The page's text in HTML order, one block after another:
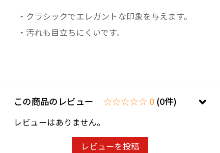
・クラシックでエレガントな印象を与えます。
・汚れも目立ちにくいです。
この商品のレビュー ☆☆☆☆☆ 0 (0件)
レビューはありません。
レビューを投稿